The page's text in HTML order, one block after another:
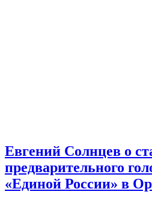
Евгений Солнцев о
предварительного
«Единой России» в